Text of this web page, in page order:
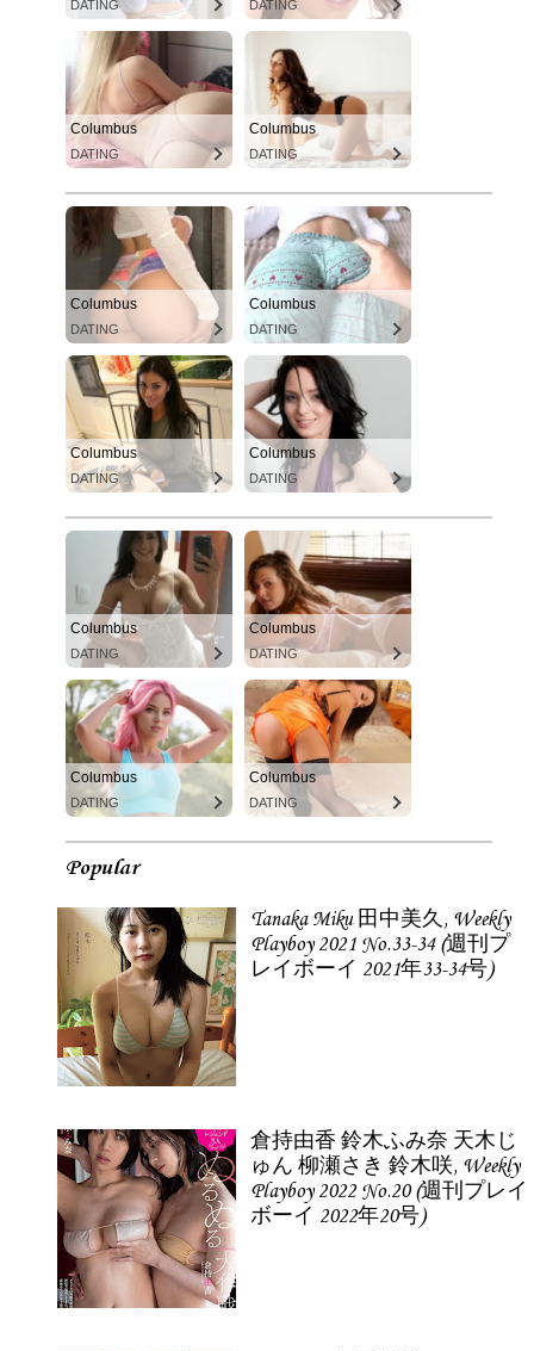
DATING DATING
Columbus
DATING
Columbus
DATING
Columbus
DATING
Columbus
DATING
Columbus
DATING
Columbus
DATING
Columbus
DATING
Columbus
DATING
Columbus
DATING
Columbus
DATING
Popular
Tanaka Miku 田中美久, Weekly
Playboy 2021 No.33-34 (週刊プ
レイボーイ 2021年33-34号)
倉持由香 鈴木ふみ奈 天木じ
ゅん 柳瀬さき 鈴木咲, Weekly
Playboy 2022 No.20 (週刊プレイ
ボーイ 2022年20号)